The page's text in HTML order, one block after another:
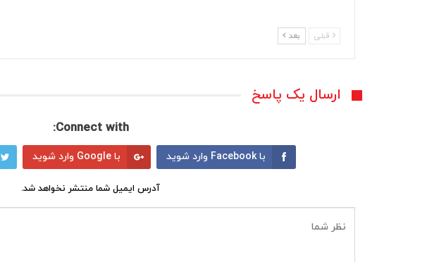
قبلی بعد
ارسال یک پاسخ
Connect with:
با Facebook وارد شوید با Google وارد شوید
آدرس ایمیل شما منتشر نخواهد شد.